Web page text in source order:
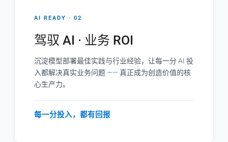
AI READY · 02
驾驭 AI · 业务 ROI
沉淀模型部署最佳实践与行业经验，让每一分 AI 投
入都解决真实业务问题 —— 真正成为创造价值的核
心生产力。
每一分投入，都有回报